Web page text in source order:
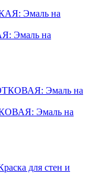
Эмаль на
Эмаль на